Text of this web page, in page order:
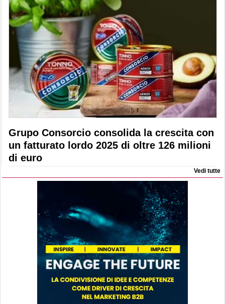
Grupo Consorcio consolida la crescita con
un fatturato lordo 2025 di oltre 126 milioni
di euro
Vedi tutte